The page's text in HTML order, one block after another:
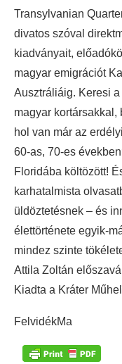
Transylvanian
divatos szóval
kiadványait,
magyar emigrációt
Ausztráliáig. Keresi
magyar
hol van már az
60-as, 70-es
Floridába költözött!
karhatalmista
üldöztetésnek – és
élettörténete egyik-
mindez szinte
Attila Zoltán
Kiadta a Kráter
FelvidékMa